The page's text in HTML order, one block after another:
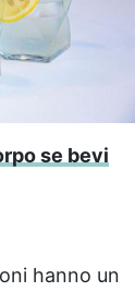
se bevi
hanno un